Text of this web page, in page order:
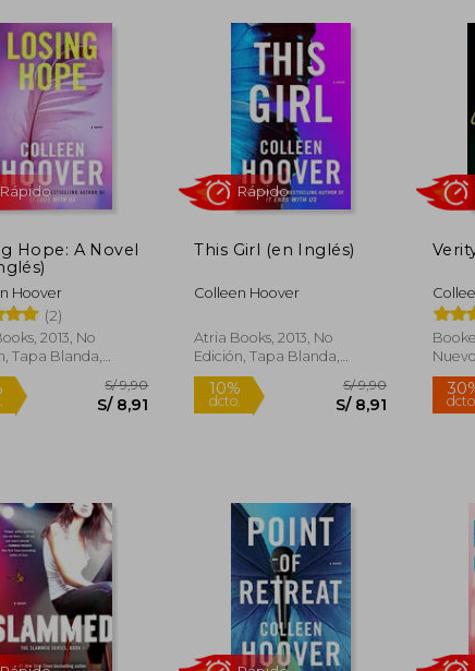
traducidos a múltiples idiomas,
Hope: A Novel
Hoover
(2)
2013, No
Tapa Blanda,
10%
dcto.
Rápido
This Girl (en Inglés)
Colleen Hoover
Atria Books, 2013, No
Edición, Tapa Blanda,
Nuevo
10%
dcto.
Nuevo